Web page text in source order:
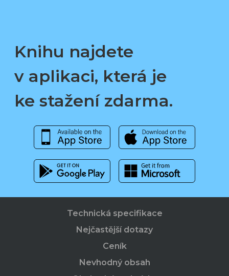
Knihu najdete
v aplikaci, která je
ke stažení zdarma.
Technická specifikace
Nejčastější dotazy
Ceník
Nevhodný obsah